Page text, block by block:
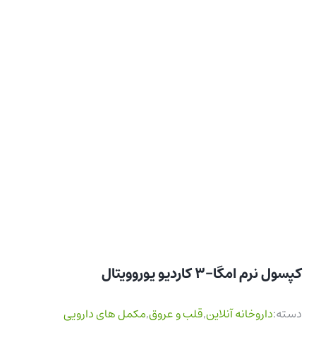
کپسول نرم امگا-3 کاردیو یوروویتال
دسته:داروخانه آنلاین,قلب و عروق,مکمل های دارویی